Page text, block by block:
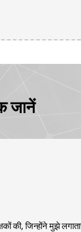
जानें
जिन्होंने मुझे